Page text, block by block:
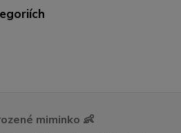
miminko 👶